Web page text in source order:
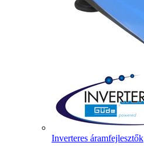
Inverteres áramfejlesztők